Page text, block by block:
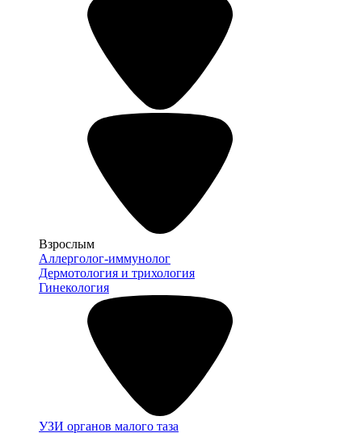
Взрослым
Аллерголог-иммунолог
Дермотология и трихология
Гинекология
УЗИ органов малого таза